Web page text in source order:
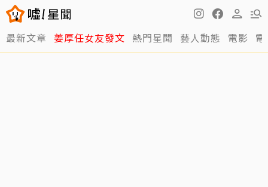
最新文章 姜厚任女友發文 熱門星聞 藝人動態 電影